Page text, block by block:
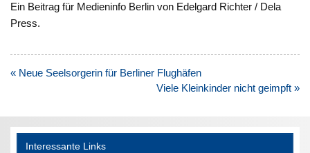
Ein Beitrag für Medieninfo Berlin von Edelgard Richter / Dela
Press.
Beitragsnavigation
« Neue Seelsorgerin für Berliner Flughäfen
Viele Kleinkinder nicht geimpft »
Interessante Links